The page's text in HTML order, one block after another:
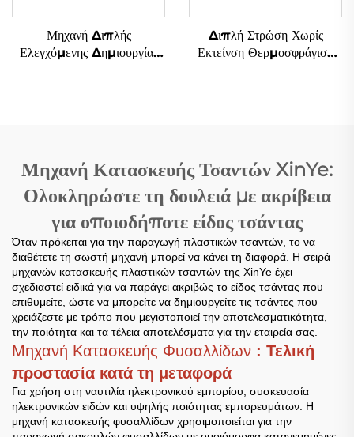
Μηχανή Διπλής
Ελεγχόμενης Δημιουργίας
Διπλή Στρώση Χωρίς
Εκτείνση Θερμοσφράγιση
Μηχανή Κατασκευής Τσαντών XinYe:
Ολοκληρώστε τη δουλειά με ακρίβεια
για οποιοδήποτε είδος τσάντας
Όταν πρόκειται για την παραγωγή πλαστικών τσαντών, το να
διαθέτετε τη σωστή μηχανή μπορεί να κάνει τη διαφορά. Η σειρά
μηχανών κατασκευής πλαστικών τσαντών της XinYe έχει
σχεδιαστεί ειδικά για να παράγει ακριβώς το είδος τσάντας που
επιθυμείτε, ώστε να μπορείτε να δημιουργείτε τις τσάντες που
χρειάζεστε με τρόπο που μεγιστοποιεί την αποτελεσματικότητα,
την ποιότητα και τα τέλεια αποτελέσματα για την εταιρεία σας.
Μηχανή Κατασκευής Φυσαλλίδων : Τελική
προστασία κατά τη μεταφορά
Για χρήση στη ναυτιλία ηλεκτρονικού εμπορίου, συσκευασία
ηλεκτρονικών ειδών και υψηλής ποιότητας εμπορευμάτων. Η
μηχανή κατασκευής φυσαλλίδων χρησιμοποιείται για την